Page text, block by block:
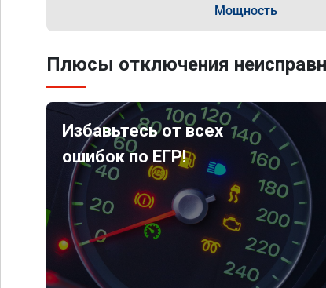
Мощность
Плюсы отключения
Избавьтесь от всех
ошибок по ЕГР!